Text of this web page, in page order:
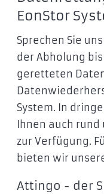
EonStor
Sprechen Sie
der Abholung
geretteten
System. In
Ihnen auch
zur Verfügung.
bieten wir
Attingo - der